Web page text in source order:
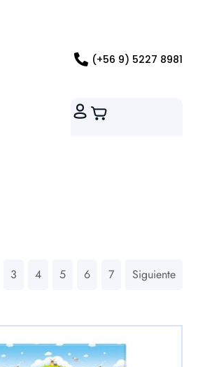
(+56 9) 5227 8981
3 4 5 6 7 Siguiente